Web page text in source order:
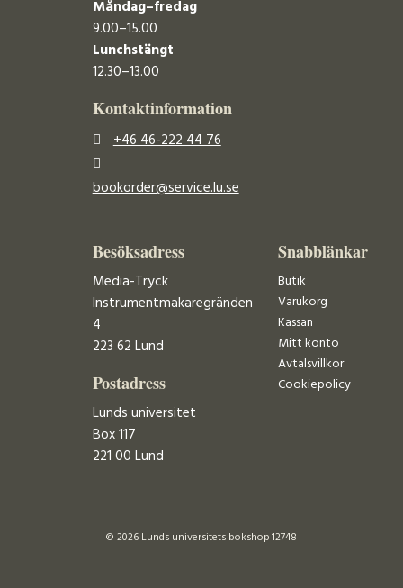
Måndag–fredag
9.00–15.00
Lunchstängt
12.30–13.00
Kontaktinformation
+46 46-222 44 76
bookorder@service.lu.se
Besöksadress
Media-Tryck
Instrumentmakaregränden
4
223 62 Lund
Postadress
Lunds universitet
Box 117
221 00 Lund
Snabblänkar
Butik
Varukorg
Kassan
Mitt konto
Avtalsvillkor
Cookiepolicy
© 2026 Lunds universitets bokshop 12748